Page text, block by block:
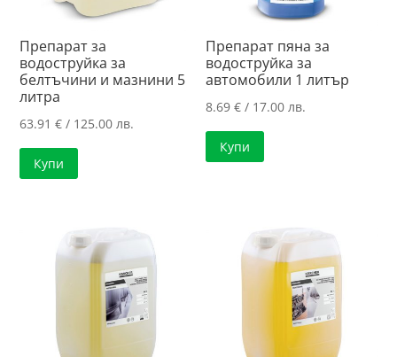
Препарат за
водоструйка за
белтъчини и мазнини 5
литра
63.91€ / 125.00 лв.
Купи
Препарат пяна за
водоструйка за
автомобили 1 литър
8.69€ / 17.00 лв.
Купи